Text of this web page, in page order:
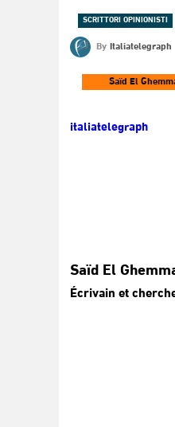
SCRITTORI OPINIONISTI
By Italiatelegraph
Saïd El
italiatelegraph
Saïd El
Écrivain et